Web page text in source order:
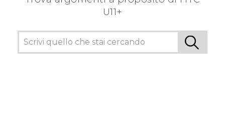
U11+